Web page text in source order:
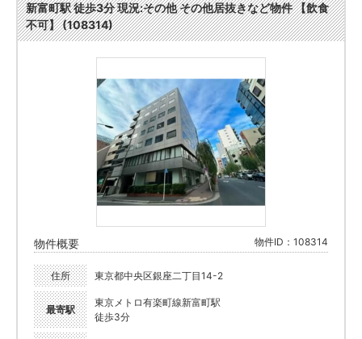
新富町駅 徒歩3分 現況:その他 その他居抜きなど物件 【飲食
不可】 (108314)
物件概要 物件ID：108314
住所 東京都中央区銀座二丁目14-2
最寄駅
東京メトロ有楽町線新富町駅
徒歩3分